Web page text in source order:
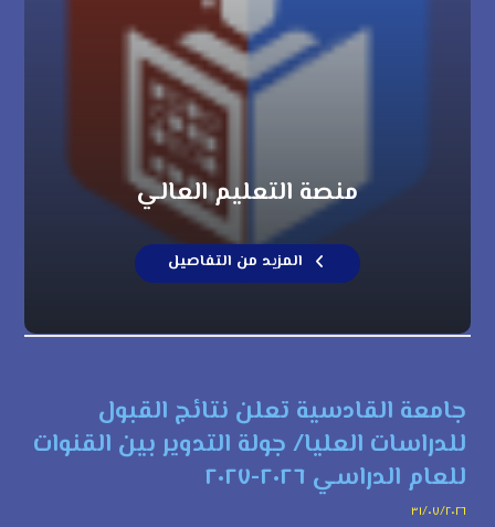
منصة التعليم العالي
المزيد من التفاصيل
جامعة القادسية تعلن نتائج القبول
للدراسات العليا/ جولة التدوير بين القنوات
للعام الدراسي ٢٠٢٦-٢٠٢٧
٣١/٠٧/٢٠٢٦